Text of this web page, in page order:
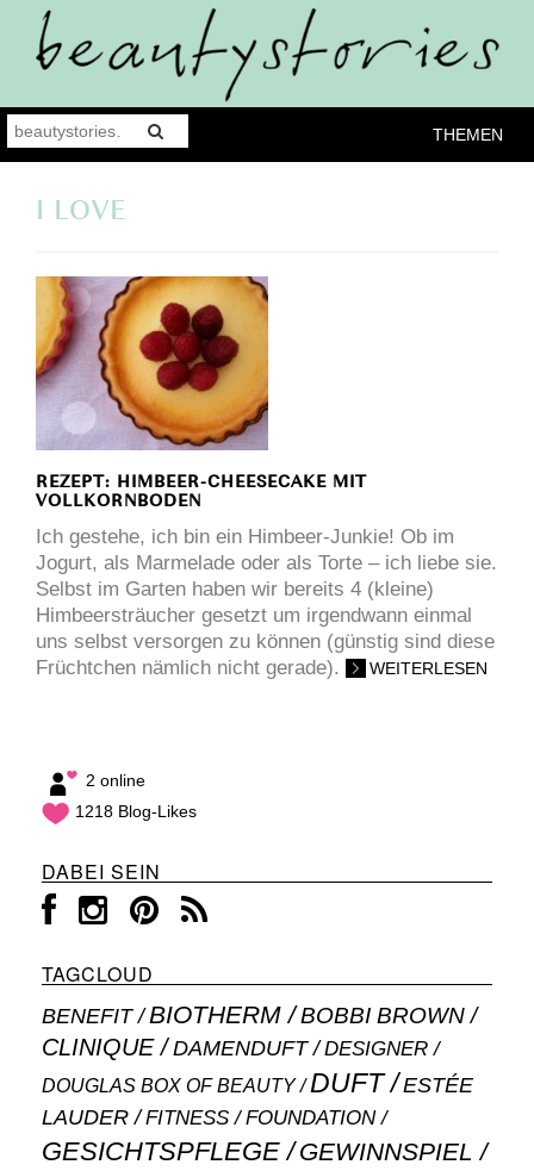
THEMEN
I LOVE
REZEPT: HIMBEER-CHEESECAKE MIT
VOLLKORNBODEN
Ich gestehe, ich bin ein Himbeer-Junkie! Ob im
Jogurt, als Marmelade oder als Torte – ich liebe sie.
Selbst im Garten haben wir bereits 4 (kleine)
Himbeersträucher gesetzt um irgendwann einmal
uns selbst versorgen zu können (günstig sind diese
Früchtchen nämlich nicht gerade).
WEITERLESEN
2 online
1218 Blog-Likes
DABEI SEIN
TAGCLOUD
BENEFIT BIOTHERM BOBBI BROWN
CLINIQUE DAMENDUFT DESIGNER
DOUGLAS BOX OF BEAUTY DUFT
ESTÉE
LAUDER
FITNESS FOUNDATION
GESICHTSPFLEGE GEWINNSPIEL